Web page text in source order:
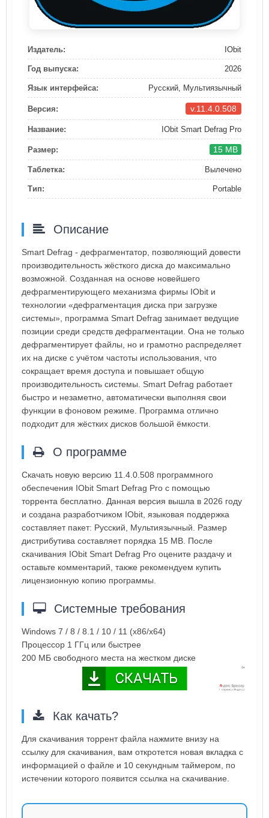
Издатель: IObit
Год выпуска: 2026
Язык интерфейса: Русский, Мультиязычный
Версия: v.11.4.0.508
Название: IObit Smart Defrag Pro
Размер: 15 MB
Таблетка: Вылечено
Тип: Portable
Описание
Smart Defrag - дефрагментатор, позволяющий довести
производительность жёсткого диска до максимально
возможной. Созданная на основе новейшего
дефрагментирующего механизма фирмы IObit и
технологии «дефрагментация диска при загрузке
системы», программа Smart Defrag занимает ведущие
позиции среди средств дефрагментации. Она не только
дефрагментирует файлы, но и грамотно распределяет
их на диске с учётом частоты использования, что
сокращает время доступа и повышает общую
производительность системы. Smart Defrag работает
быстро и незаметно, автоматически выполняя свои
функции в фоновом режиме. Программа отлично
подходит для жёстких дисков большой ёмкости.
О программе
Скачать новую версию 11.4.0.508 программного
обеспечения IObit Smart Defrag Pro с помощью
торрента бесплатно. Данная версия вышла в 2026 году
и создана разработчиком IObit, языковая поддержка
составляет пакет: Русский, Мультиязычный. Размер
дистрибутива составляет порядка 15 MB. После
скачивания IObit Smart Defrag Pro оцените раздачу и
оставьте комментарий, также рекомендуем купить
лицензионную копию программы.
Системные требования
Windows 7 / 8 / 8.1 / 10 / 11 (x86/x64)
Процессор 1 ГГц или быстрее
200 МБ свободного места на жестком диске
Как качать?
Для скачивания торрент файла нажмите внизу на
ссылку для скачивания, вам откротется новая вкладка с
информацией о файле и 10 секундным таймером, по
истечении которого появится ссылка на скачивание.